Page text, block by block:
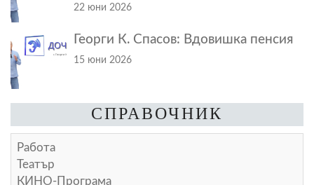
22 юни 2026
Георги К. Спасов: Вдовишка пенсия
15 юни 2026
СПРАВОЧНИК
Работа
Театър
КИНО-Програма